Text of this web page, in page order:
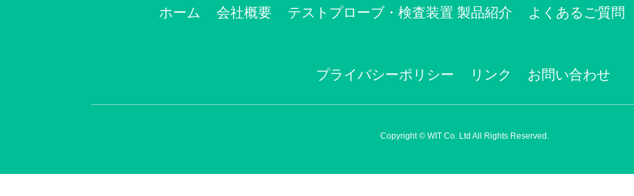
ホーム 会社概要 テストプローブ・検査装置 製品紹介 よくあるご質問
プライバシーポリシー リンク お問い合わせ
Copyright © WIT Co. Ltd All Rights Reserved.